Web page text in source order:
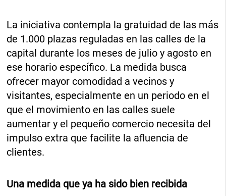
La iniciativa contempla la gratuidad de las más
de 1.000 plazas reguladas en las calles de la
capital durante los meses de julio y agosto en
ese horario específico. La medida busca
ofrecer mayor comodidad a vecinos y
visitantes, especialmente en un periodo en el
que el movimiento en las calles suele
aumentar y el pequeño comercio necesita del
impulso extra que facilite la afluencia de
clientes.
Una medida que ya ha sido bien recibida